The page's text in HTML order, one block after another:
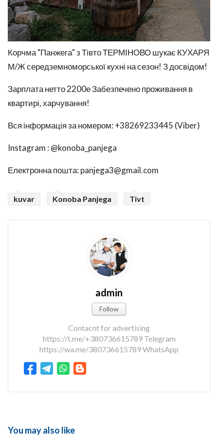
Корчма "Панжега" з Тівто ТЕРМІНОВО шукає КУХАРЯ
М/Ж середземноморської кухні на сезон! З досвідом!
Зарплата нетто 2200е Забезпечено проживання в
квартирі, харчування!
Вся інформація за номером: +38269233445 (Viber)
Instagram : @konoba_panjega
Електронна пошта: panjega3@gmail.com
kuvar Konoba Panjega Tivt
admin
Follow
Contacnt for advertising
https://t.me/+380736615789 Telegram
https://wa.me/380736615789 WhatsApp
You may also like